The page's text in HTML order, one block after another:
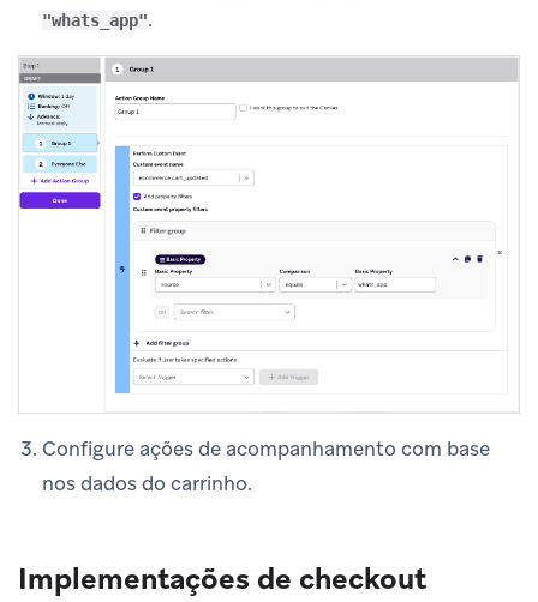
"whats_app".
Configure ações de acompanhamento com base
nos dados do carrinho.
Implementações de checkout